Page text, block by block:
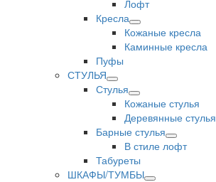
Лофт
Кресла
Кожаные кресла
Каминные кресла
Пуфы
СТУЛЬЯ
Стулья
Кожаные стулья
Деревянные стулья
Барные стулья
В стиле лофт
Табуреты
ШКАФЫ/ТУМБЫ